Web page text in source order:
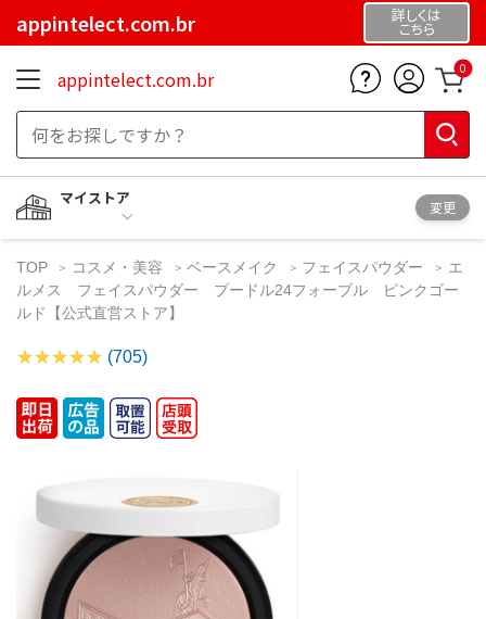
appintelect.com.br 詳しくは
こちら
appintelect.com.br 0
マイストア
変更
TOP コスメ・美容 ベースメイク フェイスパウダー
エ
ルメス フェイスパウダー プードル24フォーブル ピンクゴー
ルド【公式直営ストア】
(705)